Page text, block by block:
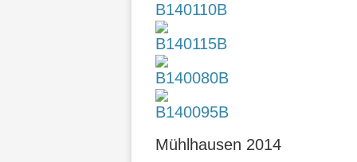
Mühlhausen 2014